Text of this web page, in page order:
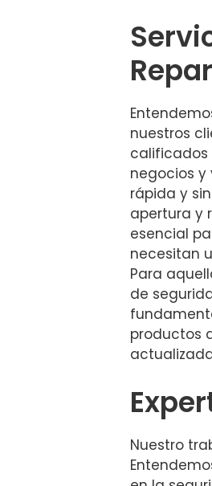
nuestros
calificados
negocios y
rápida y
apertura y
esencial
necesitan
Para
de
productos
Nuestro